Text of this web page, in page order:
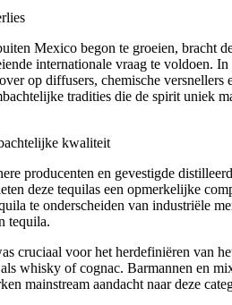
Mexico begon te groeien, bracht
internationale vraag te voldoen.
op diffusers, chemische
tradities die de spirit uniek
kwaliteit
producenten en gevestigde
deze tequilas een opmerkelijke
te onderscheiden van industriële
tequila.
cruciaal voor het herdefiniëren van
als whisky of cognac. Barmannen en
mainstream aandacht naar deze